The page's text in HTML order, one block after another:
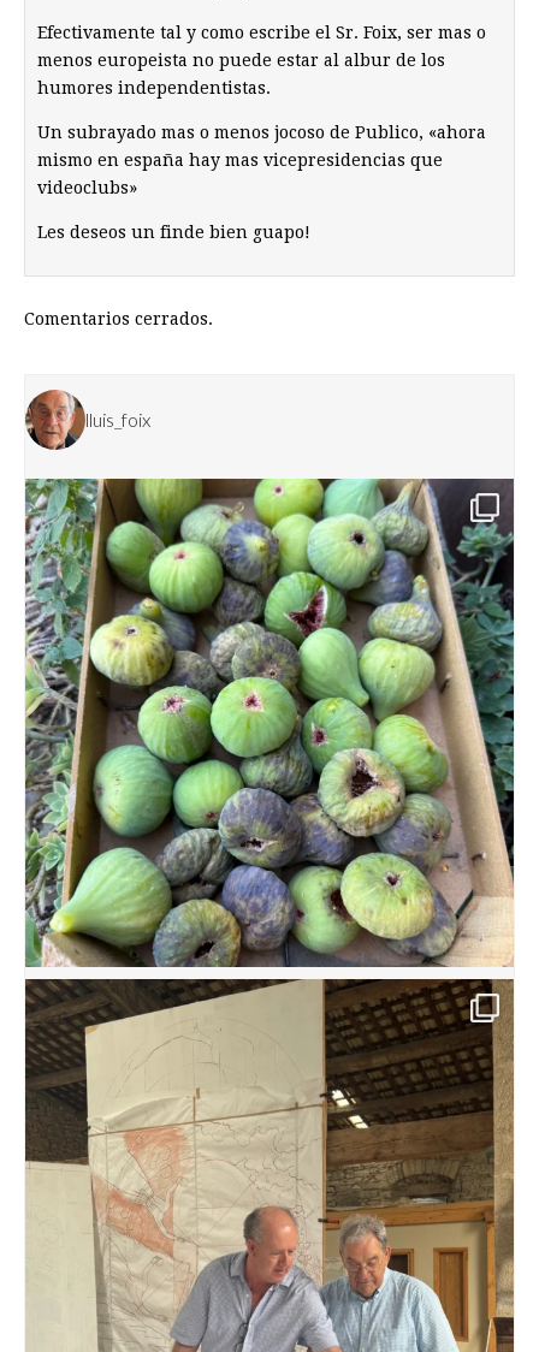
Efectivamente tal y como escribe el Sr. Foix, ser mas o
menos europeista no puede estar al albur de los
humores independentistas.
Un subrayado mas o menos jocoso de Publico, «ahora
mismo en españa hay mas vicepresidencias que
videoclubs»
Les deseos un finde bien guapo!
Comentarios cerrados.
lluis_foix